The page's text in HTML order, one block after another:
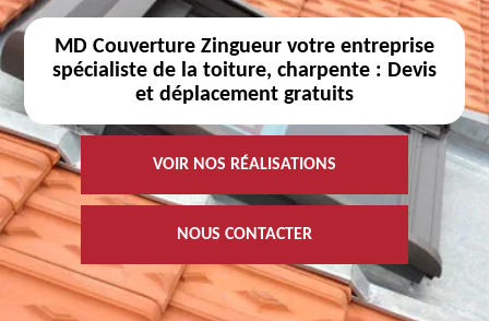
MD Couverture Zingueur votre entreprise
spécialiste de la toiture, charpente : Devis
et déplacement gratuits
VOIR NOS RÉALISATIONS
NOUS CONTACTER